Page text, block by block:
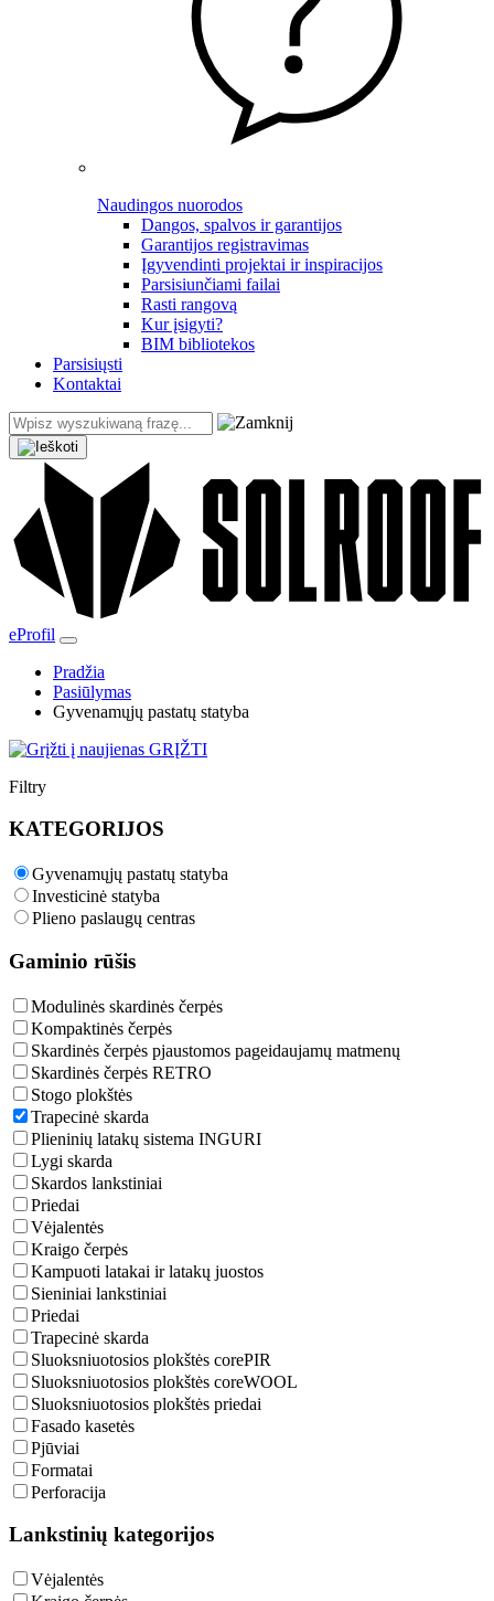
Naudingos nuorodos
Dangos, spalvos ir garantijos
Garantijos registravimas
Įgyvendinti projektai ir inspiracijos
Parsisiunčiami failai
Rasti rangovą
Kur įsigyti?
BIM bibliotekos
Parsisiųsti
Kontaktai
eProfil
Pradžia
Pasiūlymas
Gyvenamųjų pastatų statyba
GRĮŽTI
Filtry
KATEGORIJOS
Gyvenamųjų pastatų statyba
Investicinė statyba
Plieno paslaugų centras
Gaminio rūšis
Modulinės skardinės čerpės
Kompaktinės čerpės
Skardinės čerpės pjaustomos pageidaujamų matmenų
Skardinės čerpės RETRO
Stogo plokštės
Trapecinė skarda
Plieninių latakų sistema INGURI
Lygi skarda
Skardos lankstiniai
Priedai
Vėjalentės
Kraigo čerpės
Kampuoti latakai ir latakų juostos
Sieniniai lankstiniai
Priedai
Trapecinė skarda
Sluoksniuotosios plokštės corePIR
Sluoksniuotosios plokštės coreWOOL
Sluoksniuotosios plokštės priedai
Fasado kasetės
Pjūviai
Formatai
Perforacija
Lankstinių kategorijos
Vėjalentės